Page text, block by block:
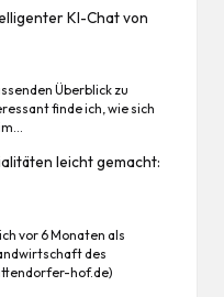
KI-Chat von
Überblick zu
finde ich, wie sich
leicht gemacht:
vor 6 Monaten als
des
hof.de)